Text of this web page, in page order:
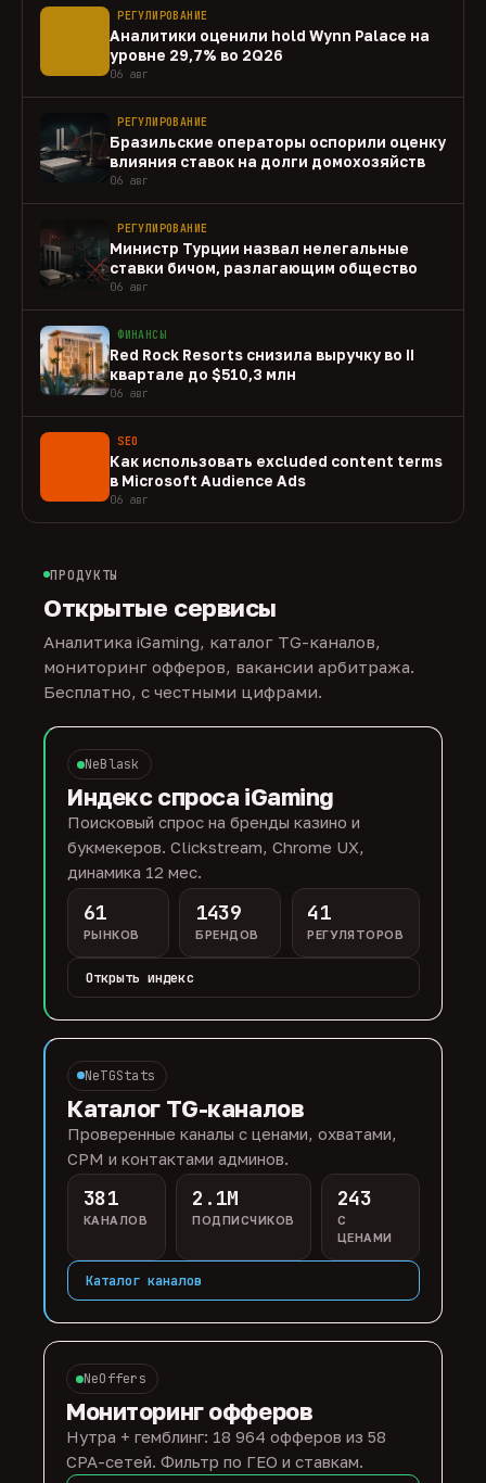
РЕГУЛИРОВАНИЕ
Аналитики оценили hold Wynn Palace на
уровне 29,7% во 2Q26
06 авг
РЕГУЛИРОВАНИЕ
Бразильские операторы оспорили оценку
влияния ставок на долги домохозяйств
06 авг
РЕГУЛИРОВАНИЕ
Министр Турции назвал нелегальные
ставки бичом, разлагающим общество
06 авг
ФИНАНСЫ
Red Rock Resorts снизила выручку во II
квартале до $510,3 млн
06 авг
SEO
Как использовать excluded content terms
в Microsoft Audience Ads
06 авг
ПРОДУКТЫ
Открытые сервисы
Аналитика iGaming, каталог TG-каналов,
мониторинг офферов, вакансии арбитража.
Бесплатно, с честными цифрами.
NeBlask
Индекс спроса iGaming
Поисковый спрос на бренды казино и
букмекеров. Clickstream, Chrome UX,
динамика 12 мес.
61
РЫНКОВ
1439
БРЕНДОВ
41
РЕГУЛЯТОРОВ
Открыть индекс
NeTGStats
Каталог TG-каналов
Проверенные каналы с ценами, охватами,
CPM и контактами админов.
381
КАНАЛОВ
2.1M
ПОДПИСЧИКОВ
243
С
ЦЕНАМИ
Каталог каналов
NeOffers
Мониторинг офферов
Нутра + гемблинг: 18 964 офферов из 58
CPA-сетей. Фильтр по ГЕО и ставкам.